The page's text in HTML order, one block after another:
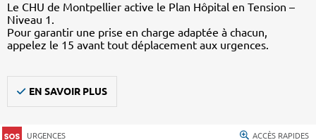
Le CHU de Montpellier active le Plan Hôpital en Tension –
Niveau 1.
Pour garantir une prise en charge adaptée à chacun,
appelez le 15 avant tout déplacement aux urgences.
EN SAVOIR PLUS
URGENCES ACCÈS RAPIDES